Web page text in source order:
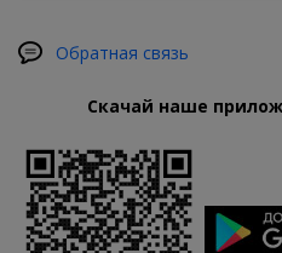
Обратная связь
Скачай наше